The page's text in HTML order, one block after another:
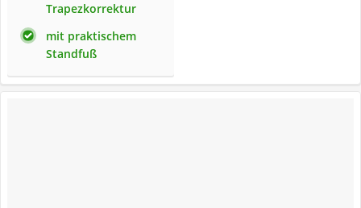
Trapezkorrektur
mit praktischem
Standfuß